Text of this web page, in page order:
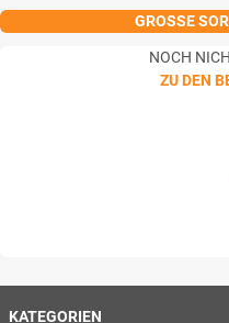
GROSSE
NOCH
ZU DEN
KATEGORIEN